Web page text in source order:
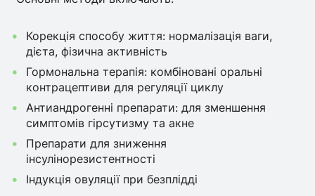
Корекція способу життя: нормалізація ваги,
дієта, фізична активність
Гормональна терапія: комбіновані оральні
контрацептиви для регуляції циклу
Антиандрогенні препарати: для зменшення
симптомів гірсутизму та акне
Препарати для зниження
інсулінорезистентності
Індукція овуляції при безплідді